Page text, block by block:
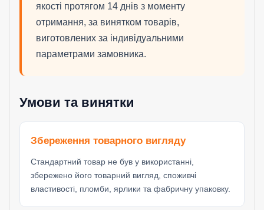
якості протягом 14 днів з моменту
отримання, за винятком товарів,
виготовлених за індивідуальними
параметрами замовника.
Умови та винятки
Збереження товарного вигляду
Стандартний товар не був у використанні,
збережено його товарний вигляд, споживчі
властивості, пломби, ярлики та фабричну упаковку.